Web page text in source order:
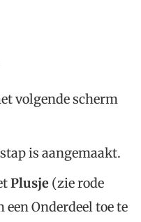
volgende scherm
is aangemaakt.
Plusje (zie rode
Onderdeel toe te